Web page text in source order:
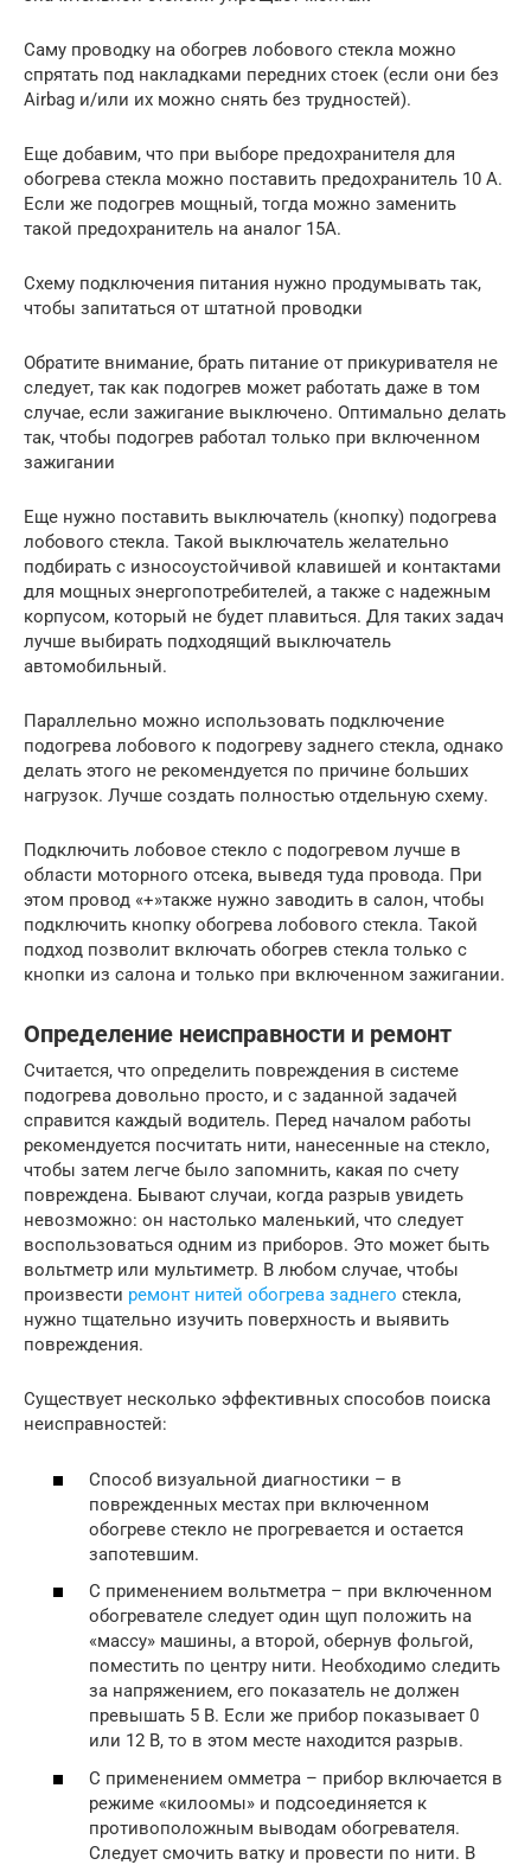
Саму проводку на обогрев лобового стекла можно
спрятать под накладками передних стоек (если они без
Airbag и/или их можно снять без трудностей).
Еще добавим, что при выборе предохранителя для
обогрева стекла можно поставить предохранитель 10 А.
Если же подогрев мощный, тогда можно заменить
такой предохранитель на аналог 15А.
Схему подключения питания нужно продумывать так,
чтобы запитаться от штатной проводки
Обратите внимание, брать питание от прикуривателя не
следует, так как подогрев может работать даже в том
случае, если зажигание выключено. Оптимально делать
так, чтобы подогрев работал только при включенном
зажигании
Еще нужно поставить выключатель (кнопку) подогрева
лобового стекла. Такой выключатель желательно
подбирать с износоустойчивой клавишей и контактами
для мощных энергопотребителей, а также с надежным
корпусом, который не будет плавиться. Для таких задач
лучше выбирать подходящий выключатель
автомобильный.
Параллельно можно использовать подключение
подогрева лобового к подогреву заднего стекла, однако
делать этого не рекомендуется по причине больших
нагрузок. Лучше создать полностью отдельную схему.
Подключить лобовое стекло с подогревом лучше в
области моторного отсека, выведя туда провода. При
этом провод «+»также нужно заводить в салон, чтобы
подключить кнопку обогрева лобового стекла. Такой
подход позволит включать обогрев стекла только с
кнопки из салона и только при включенном зажигании.
Определение неисправности и ремонт
Считается, что определить повреждения в системе
подогрева довольно просто, и с заданной задачей
справится каждый водитель. Перед началом работы
рекомендуется посчитать нити, нанесенные на стекло,
чтобы затем легче было запомнить, какая по счету
повреждена. Бывают случаи, когда разрыв увидеть
невозможно: он настолько маленький, что следует
воспользоваться одним из приборов. Это может быть
вольтметр или мультиметр. В любом случае, чтобы
произвести ремонт нитей обогрева заднего стекла,
нужно тщательно изучить поверхность и выявить
повреждения.
Существует несколько эффективных способов поиска
неисправностей:
Способ визуальной диагностики – в
поврежденных местах при включенном
обогреве стекло не прогревается и остается
запотевшим.
С применением вольтметра – при включенном
обогревателе следует один щуп положить на
«массу» машины, а второй, обернув фольгой,
поместить по центру нити. Необходимо следить
за напряжением, его показатель не должен
превышать 5 В. Если же прибор показывает 0
или 12 В, то в этом месте находится разрыв.
С применением омметра – прибор включается в
режиме «килоомы» и подсоединяется к
противоположным выводам обогревателя.
Следует смочить ватку и провести по нити. В